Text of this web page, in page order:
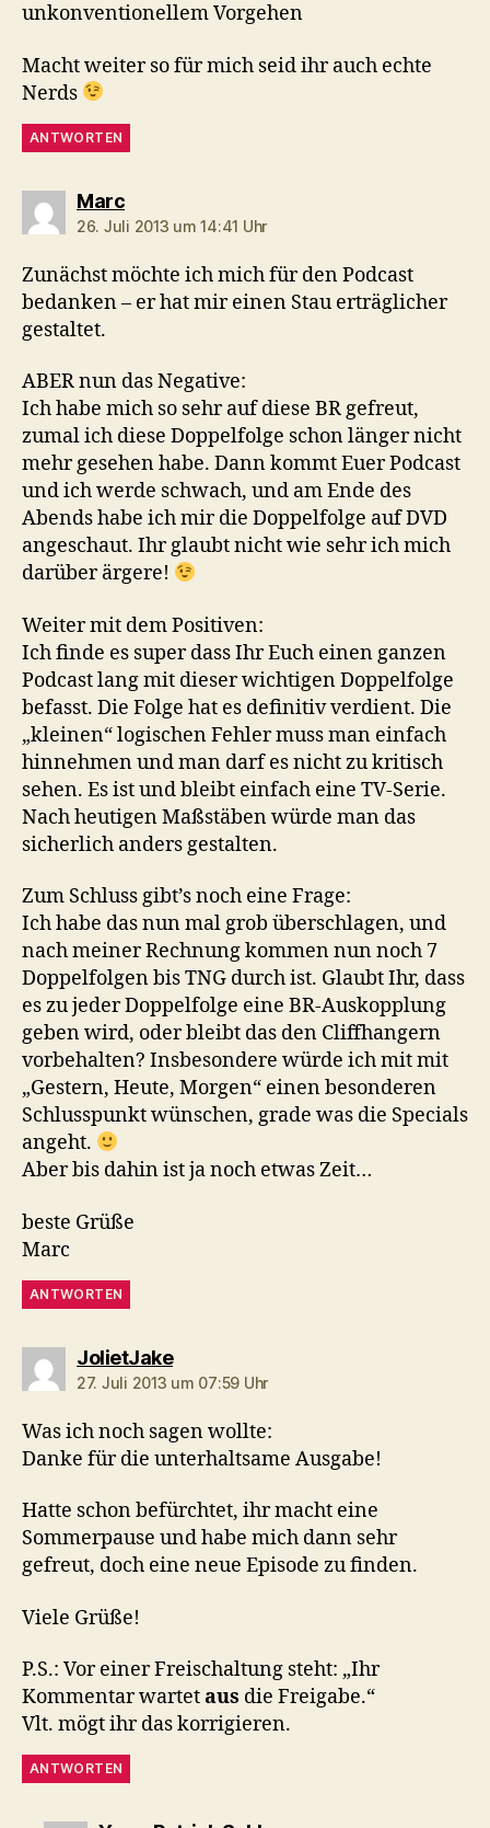
unkonventionellem Vorgehen
Macht weiter so für mich seid ihr auch echte
Nerds
ANTWORTEN
Marcsagt:
26. Juli 2013 um 14:41 Uhr
Zunächst möchte ich mich für den Podcast
bedanken – er hat mir einen Stau erträglicher
gestaltet.
ABER nun das Negative:
Ich habe mich so sehr auf diese BR gefreut,
zumal ich diese Doppelfolge schon länger nicht
mehr gesehen habe. Dann kommt Euer Podcast
und ich werde schwach, und am Ende des
Abends habe ich mir die Doppelfolge auf DVD
angeschaut. Ihr glaubt nicht wie sehr ich mich
darüber ärgere!
Weiter mit dem Positiven:
Ich finde es super dass Ihr Euch einen ganzen
Podcast lang mit dieser wichtigen Doppelfolge
befasst. Die Folge hat es definitiv verdient. Die
„kleinen“ logischen Fehler muss man einfach
hinnehmen und man darf es nicht zu kritisch
sehen. Es ist und bleibt einfach eine TV-Serie.
Nach heutigen Maßstäben würde man das
sicherlich anders gestalten.
Zum Schluss gibt’s noch eine Frage:
Ich habe das nun mal grob überschlagen, und
nach meiner Rechnung kommen nun noch 7
Doppelfolgen bis TNG durch ist. Glaubt Ihr, dass
es zu jeder Doppelfolge eine BR-Auskopplung
geben wird, oder bleibt das den Cliffhangern
vorbehalten? Insbesondere würde ich mit mit
„Gestern, Heute, Morgen“ einen besonderen
Schlusspunkt wünschen, grade was die Specials
angeht.
Aber bis dahin ist ja noch etwas Zeit…
beste Grüße
Marc
ANTWORTEN
JolietJakesagt:
27. Juli 2013 um 07:59 Uhr
Was ich noch sagen wollte:
Danke für die unterhaltsame Ausgabe!
Hatte schon befürchtet, ihr macht eine
Sommerpause und habe mich dann sehr
gefreut, doch eine neue Episode zu finden.
Viele Grüße!
P.S.: Vor einer Freischaltung steht: „Ihr
Kommentar wartetaus die Freigabe.“
Vlt. mögt ihr das korrigieren.
ANTWORTEN